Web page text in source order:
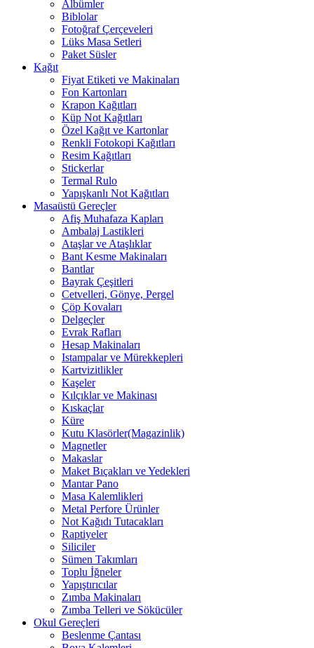
Albümler
Biblolar
Fotoğraf Çerçeveleri
Lüks Masa Setleri
Paket Süsler
Kağıt
Fiyat Etiketi ve Makinaları
Fon Kartonları
Krapon Kağıtları
Küp Not Kağıtları
Özel Kağıt ve Kartonlar
Renkli Fotokopi Kağıtları
Resim Kağıtları
Stickerlar
Termal Rulo
Yapışkanlı Not Kağıtları
Masaüstü Gereçler
Afiş Muhafaza Kapları
Ambalaj Lastikleri
Ataşlar ve Ataşlıklar
Bant Kesme Makinaları
Bantlar
Bayrak Çeşitleri
Cetvelleri, Gönye, Pergel
Çöp Kovaları
Delgeçler
Evrak Rafları
Hesap Makinaları
Istampalar ve Mürekkepleri
Kartvizitlikler
Kaşeler
Kılçıklar ve Makinası
Kıskaçlar
Küre
Kutu Klasörler(Magazinlik)
Magnetler
Makaslar
Maket Bıçakları ve Yedekleri
Mantar Pano
Masa Kalemlikleri
Metal Perfore Ürünler
Not Kağıdı Tutacakları
Raptiyeler
Siliciler
Sümen Takımları
Toplu İğneler
Yapıştırıcılar
Zımba Makinaları
Zımba Telleri ve Sökücüler
Okul Gereçleri
Beslenme Çantası